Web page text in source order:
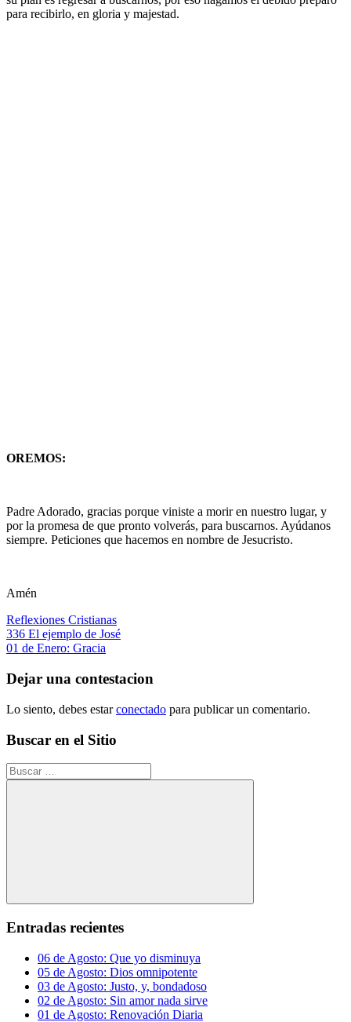
para recibirlo, en gloria y majestad.
OREMOS:
Padre Adorado, gracias porque viniste a morir en nuestro lugar, y
por la promesa de que pronto volverás, para buscarnos. Ayúdanos
siempre. Peticiones que hacemos en nombre de Jesucristo.
Amén
Reflexiones Cristianas
Navegación
de
entradas
Entrada
anterior:
336 El ejemplo de José
Siguiente
01 de Enero: Gracia
Dejar una contestacion
Lo siento, debes estarconectado para publicar un comentario.
Buscar en el Sitio
Buscar:
Buscar
Entradas recientes
06 de Agosto: Que yo disminuya
05 de Agosto: Dios omnipotente
03 de Agosto: Justo, y, bondadoso
02 de Agosto: Sin amor nada sirve
01 de Agosto: Renovación Diaria